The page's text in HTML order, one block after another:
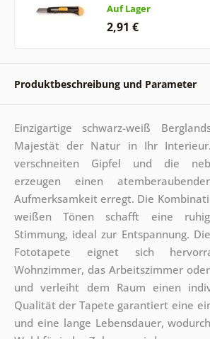
Auf Lager
2,91 €
Produktbeschreibung und Parameter
Einzigartige schwarz-weiß
Majestät der Natur in Ihr
verschneiten Gipfel und die
erzeugen einen
Aufmerksamkeit erregt. Die
weißen Tönen schafft eine
Stimmung, ideal zur Entspannung.
Fototapete eignet sich
Wohnzimmer, das Arbeitszimmer
und verleiht dem Raum einen
Qualität der Tapete garantiert eine
und eine lange Lebensdauer,